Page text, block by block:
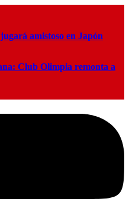
amistoso en Japón
Club Olimpia remonta a